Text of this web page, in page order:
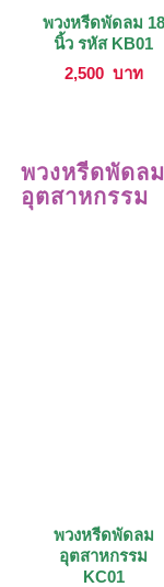
พวงหรีดพัดลม 18
นิ้ว รหัส KB01
2,500 บาท
พวงหรีดพัดลม
อุตสาหกรรม
พวงหรีดพัดลม
อุตสาหกรรม
KC01